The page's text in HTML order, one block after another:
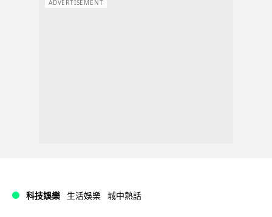
ADVERTISEMENT
科技娛樂 生活娛樂 城中熱話